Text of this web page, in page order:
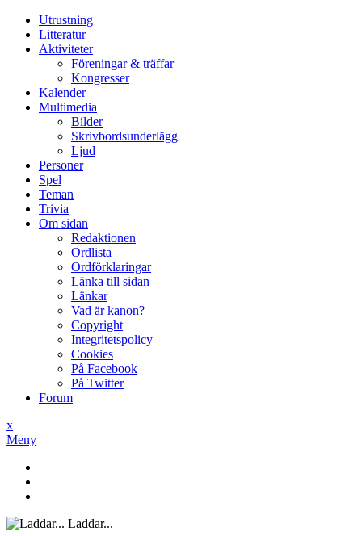
Utrustning
Litteratur
Aktiviteter
Föreningar & träffar
Kongresser
Kalender
Multimedia
Bilder
Skrivbordsunderlägg
Ljud
Personer
Spel
Teman
Trivia
Om sidan
Redaktionen
Ordlista
Ordförklaringar
Länka till sidan
Länkar
Vad är kanon?
Copyright
Integritetspolicy
Cookies
På Facebook
På Twitter
Forum
x
Meny
Laddar...